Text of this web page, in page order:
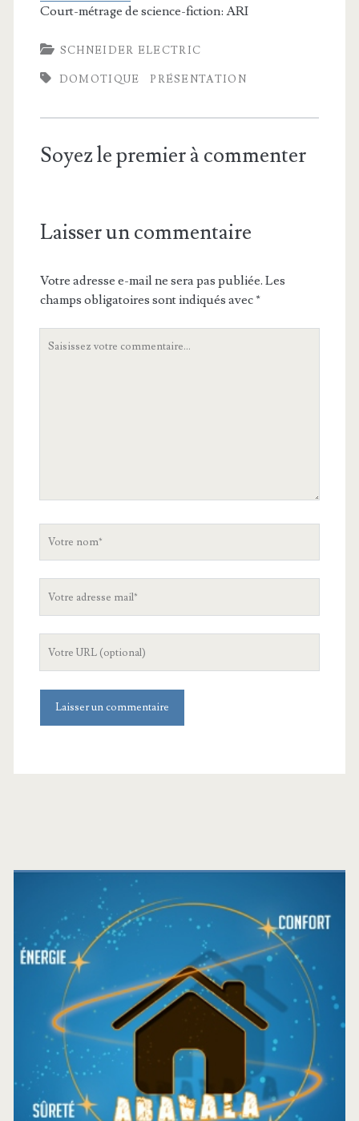
Court-métrage de science-fiction: ARI
SCHNEIDER ELECTRIC
DOMOTIQUE PRÉSENTATION
Soyez le premier à commenter
Laisser un commentaire
Votre adresse e-mail ne sera pas publiée. Les
champs obligatoires sont indiqués avec*
site
Barre
latérale
principale